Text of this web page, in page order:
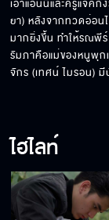
เอาแอนนี่และครูแจ๊ค
ยา) หลังจากทวดอ่อน
มากยิ่งขึ้น ทำให้รณพี
รัมภาคือแม่ของหนูพุก
จักร (เทศน์ ไมรอน)
ไฮไลท์